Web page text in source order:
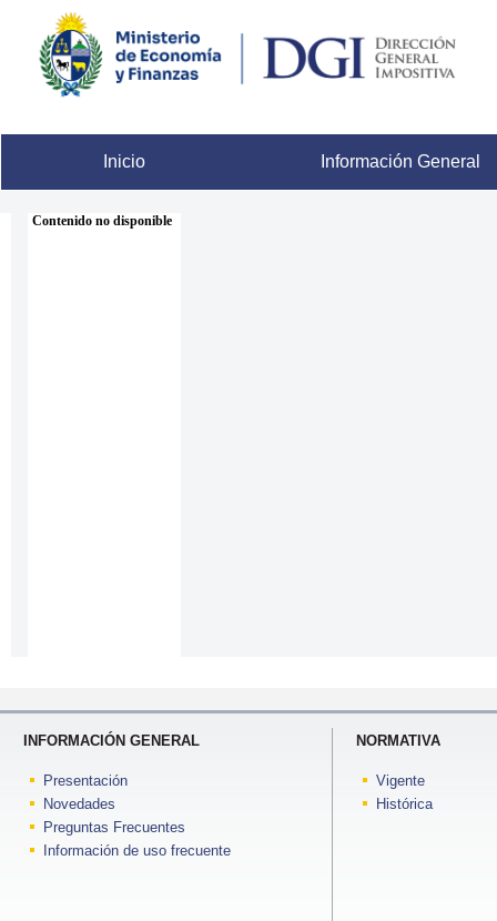
Inicio Información General
Contenido no disponible
INFORMACIÓN GENERAL
Presentación
Novedades
Preguntas Frecuentes
Información de uso frecuente
NORMATIVA
Vigente
Histórica